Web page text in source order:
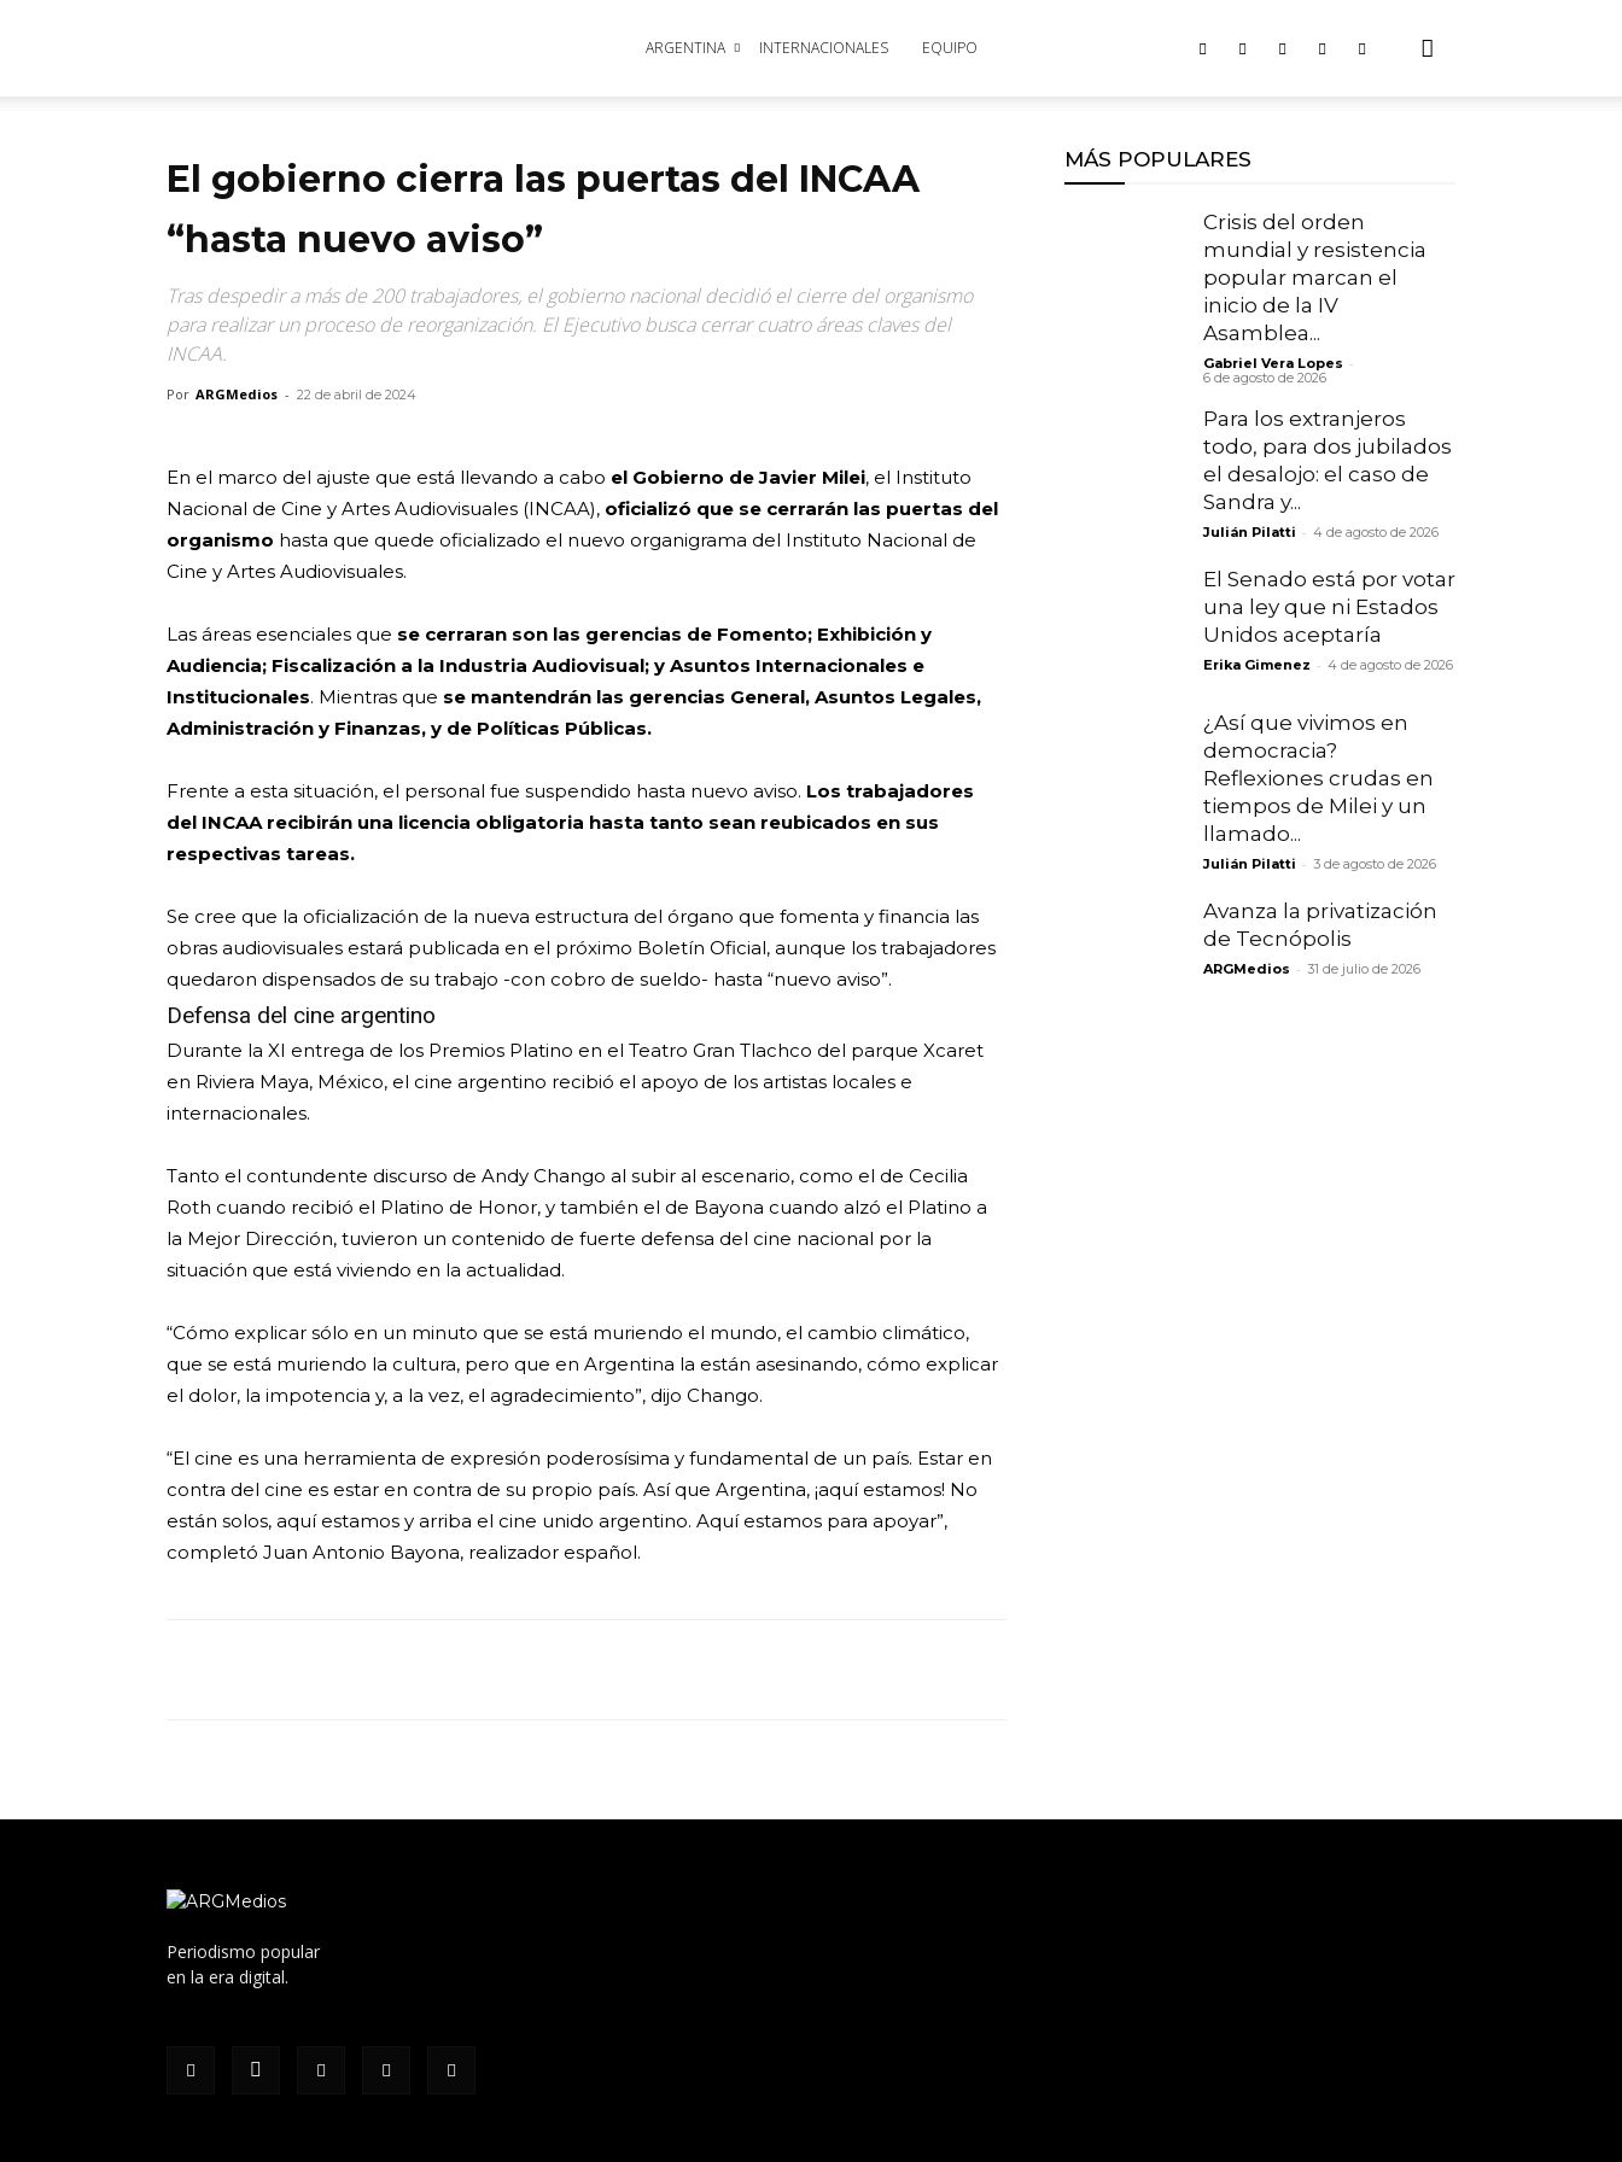
ARGENTINA INTERNACIONALES EQUIPO
El gobierno cierra las puertas del INCAA
“hasta nuevo aviso”
Tras despedir a más de 200 trabajadores, el gobierno nacional decidió el cierre del organismo
para realizar un proceso de reorganización. El Ejecutivo busca cerrar cuatro áreas claves del
INCAA.
Por ARGMedios - 22 de abril de 2024
En el marco del ajuste que está llevando a cabo el Gobierno de Javier Milei, el Instituto
Nacional de Cine y Artes Audiovisuales (INCAA), oficializó que se cerrarán las puertas del
organismo hasta que quede oficializado el nuevo organigrama del Instituto Nacional de
Cine y Artes Audiovisuales.
Las áreas esenciales que se cerraran son las gerencias de Fomento; Exhibición y
Audiencia; Fiscalización a la Industria Audiovisual; y Asuntos Internacionales e
Institucionales. Mientras que se mantendrán las gerencias General, Asuntos Legales,
Administración y Finanzas, y de Políticas Públicas.
Frente a esta situación, el personal fue suspendido hasta nuevo aviso. Los trabajadores
del INCAA recibirán una licencia obligatoria hasta tanto sean reubicados en sus
respectivas tareas.
Se cree que la oficialización de la nueva estructura del órgano que fomenta y financia las
obras audiovisuales estará publicada en el próximo Boletín Oficial, aunque los trabajadores
quedaron dispensados de su trabajo -con cobro de sueldo- hasta “nuevo aviso”.
Defensa del cine argentino
Durante la XI entrega de los Premios Platino en el Teatro Gran Tlachco del parque Xcaret
en Riviera Maya, México, el cine argentino recibió el apoyo de los artistas locales e
internacionales.
Tanto el contundente discurso de Andy Chango al subir al escenario, como el de Cecilia
Roth cuando recibió el Platino de Honor, y también el de Bayona cuando alzó el Platino a
la Mejor Dirección, tuvieron un contenido de fuerte defensa del cine nacional por la
situación que está viviendo en la actualidad.
“Cómo explicar sólo en un minuto que se está muriendo el mundo, el cambio climático,
que se está muriendo la cultura, pero que en Argentina la están asesinando, cómo explicar
el dolor, la impotencia y, a la vez, el agradecimiento”, dijo Chango.
“El cine es una herramienta de expresión poderosísima y fundamental de un país. Estar en
contra del cine es estar en contra de su propio país. Así que Argentina, ¡aquí estamos! No
están solos, aquí estamos y arriba el cine unido argentino. Aquí estamos para apoyar”,
completó Juan Antonio Bayona, realizador español.
MÁS POPULARES
Crisis del orden
mundial y resistencia
popular marcan el
inicio de la IV
Asamblea...
Gabriel Vera Lopes -
6 de agosto de 2026
Para los extranjeros
todo, para dos jubilados
el desalojo: el caso de
Sandra y...
Julián Pilatti - 4 de agosto de 2026
El Senado está por votar
una ley que ni Estados
Unidos aceptaría
Erika Gimenez - 4 de agosto de 2026
¿Así que vivimos en
democracia?
Reflexiones crudas en
tiempos de Milei y un
llamado...
Julián Pilatti - 3 de agosto de 2026
Avanza la privatización
de Tecnópolis
ARGMedios - 31 de julio de 2026
Periodismo popular
en la era digital.